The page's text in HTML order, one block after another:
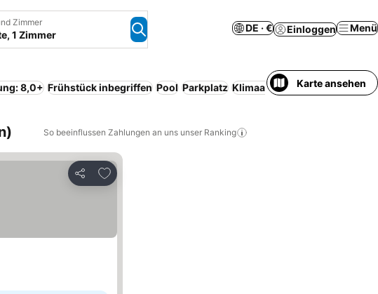
Zimmer
1 Zimmer
DE · € Einloggen Menü
8,0+ Frühstück inbegriffen Pool Parkplatz Klimaanlage Serviced
Karte ansehen
So beeinflussen Zahlungen an uns unser Ranking
Teilen
Zu Favoriten hinzufügen